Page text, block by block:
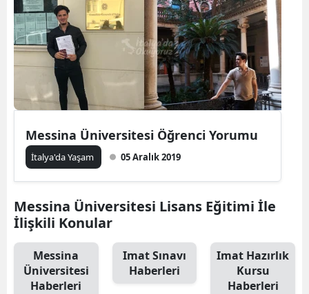
Messina Üniversitesi Öğrenci Yorumu
İtalya'da Yaşam 05 Aralık 2019
Messina Üniversitesi Lisans Eğitimi İle
İlişkili Konular
Messina
Üniversitesi
Haberleri
Imat Sınavı
Haberleri
Imat Hazırlık
Kursu
Haberleri